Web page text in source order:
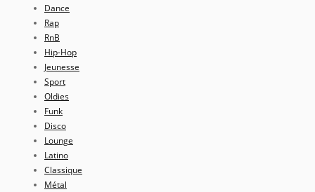
Dance
Rap
RnB
Hip-Hop
Jeunesse
Sport
Oldies
Funk
Disco
Lounge
Latino
Classique
Métal